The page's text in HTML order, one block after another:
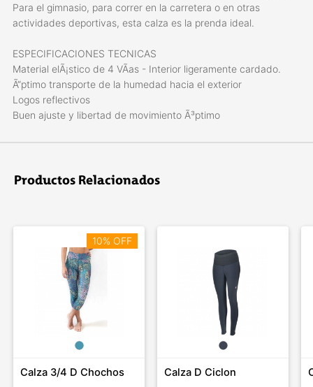
Para el gimnasio, para correr en la carretera o en otras
actividades deportivas, esta calza es la prenda ideal.
ESPECIFICACIONES TECNICAS
Material elÃ¡stico de 4 VÃ­as - Interior ligeramente cardado.
Ã“ptimo transporte de la humedad hacia el exterior
Logos reflectivos
Buen ajuste y libertad de movimiento Ã³ptimo
Productos Relacionados
10% OFF
Calza 3/4 D Chochos Calza D Ciclon